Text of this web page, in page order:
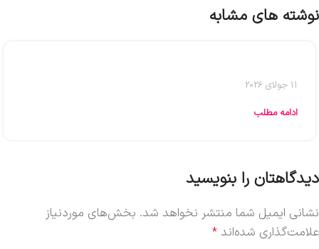
نوشته های مشابه
11 جولای 2026
ادامه مطلب
دیدگاهتان را بنویسید
نشانی ایمیل شما منتشر نخواهد شد. بخش‌های موردنیاز
علامت‌گذاری شده‌اند *